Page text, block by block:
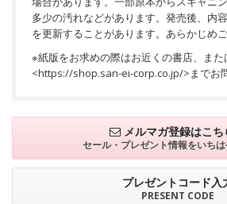
多少の汚れなどがあります。発売後、内
を更新することがあります。あらかじめご
※紙版をお求めの際はお近くの書店、ま
<https://shop.san-ei-corp.co.jp/>までお
メルマガ登録はこち
セール・プレゼント情報をいち
プレゼントコード入
PRESENT CODE